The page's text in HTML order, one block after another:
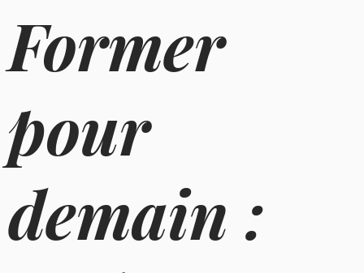
Former
pour
demain :